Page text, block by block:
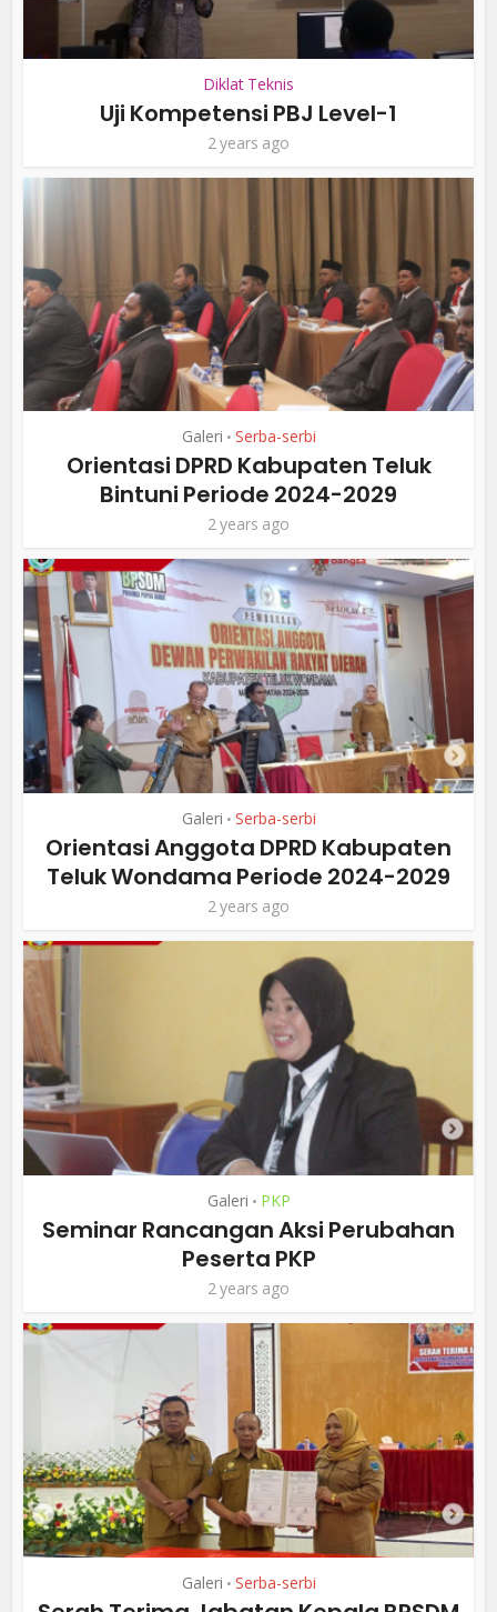
Diklat Teknis
Uji Kompetensi PBJ Level-1
2 years ago
Galeri • Serba-serbi
Orientasi DPRD Kabupaten Teluk
Bintuni Periode 2024-2029
2 years ago
Galeri • Serba-serbi
Orientasi Anggota DPRD Kabupaten
Teluk Wondama Periode 2024-2029
2 years ago
Galeri • PKP
Seminar Rancangan Aksi Perubahan
Peserta PKP
2 years ago
Galeri • Serba-serbi